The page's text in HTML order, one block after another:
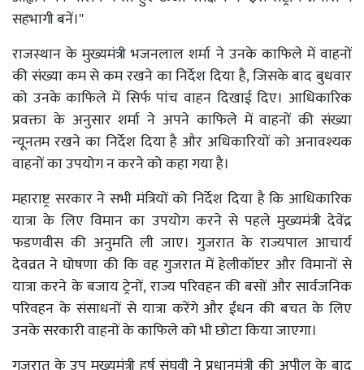
सहभागी बनें।''
राजस्थान के मुख्यमंत्री भजनलाल शर्मा ने उनके काफिले में वाहनों
की संख्या कम से कम रखने का निर्देश दिया है, जिसके बाद बुधवार
को उनके काफिले में सिर्फ पांच वाहन दिखाई दिए। आधिकारिक
प्रवक्ता के अनुसार शर्मा ने अपने काफिले में वाहनों की संख्या
न्यूनतम रखने का निर्देश दिया है और अधिकारियों को अनावश्यक
वाहनों का उपयोग न करने को कहा गया है।
महाराष्ट्र सरकार ने सभी मंत्रियों को निर्देश दिया है कि आधिकारिक
यात्रा के लिए विमान का उपयोग करने से पहले मुख्यमंत्री देवेंद्र
फडणवीस की अनुमति ली जाए। गुजरात के राज्यपाल आचार्य
देवव्रत ने घोषणा की कि वह गुजरात में हेलीकॉप्टर और विमानों से
यात्रा करने के बजाय ट्रेनों, राज्य परिवहन की बसों और सार्वजनिक
परिवहन के संसाधनों से यात्रा करेंगे और ईंधन की बचत के लिए
उनके सरकारी वाहनों के काफिले को भी छोटा किया जाएगा।